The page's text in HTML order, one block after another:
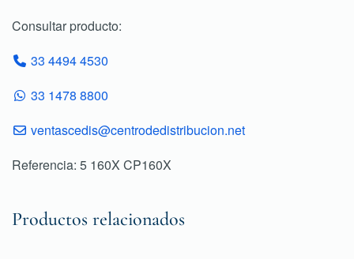
Consultar producto:
33 4494 4530
33 1478 8800
ventascedis@centrodedistribucion.net
Referencia: 5 160X CP160X
Productos relacionados